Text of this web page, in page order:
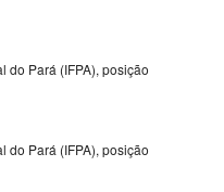
do Pará (IFPA), posição
do Pará (IFPA), posição